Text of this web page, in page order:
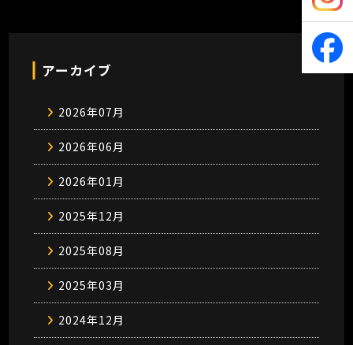
アーカイブ
2026年07月
2026年06月
2026年01月
2025年12月
2025年08月
2025年03月
2024年12月